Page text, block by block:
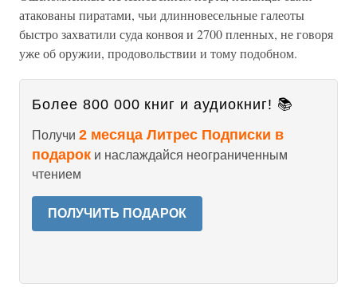
атакованы пиратами, чьи длинновесельные галеоты
быстро захватили суда конвоя и 2700 пленных, не говоря
уже об оружии, продовольствии и тому подобном.
Более 800 000 книг и аудиокниг! 📚
Получи 2 месяца Литрес Подписки в
подарок и наслаждайся неограниченным
чтением
ПОЛУЧИТЬ ПОДАРОК